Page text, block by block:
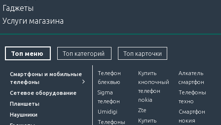
Гаджеты
Услуги магазина
Топ меню Топ категорий Топ карточки
Смартфоны и мобильные
телефоны
Сетевое оборудование
Планшеты
Наушники
Телефон
блеквью
Sigma
телефон
Umidigi
Телефоны
Купить
кнопочный
телефон
nokia
Zte
Купить
Алкатель
смартфон
Телефоны
техно
Смартфон
нокия